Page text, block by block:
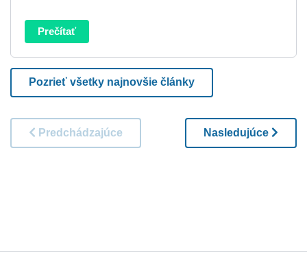
Prečítať
Pozrieť všetky najnovšie články
Predchádzajúce Nasledujúce